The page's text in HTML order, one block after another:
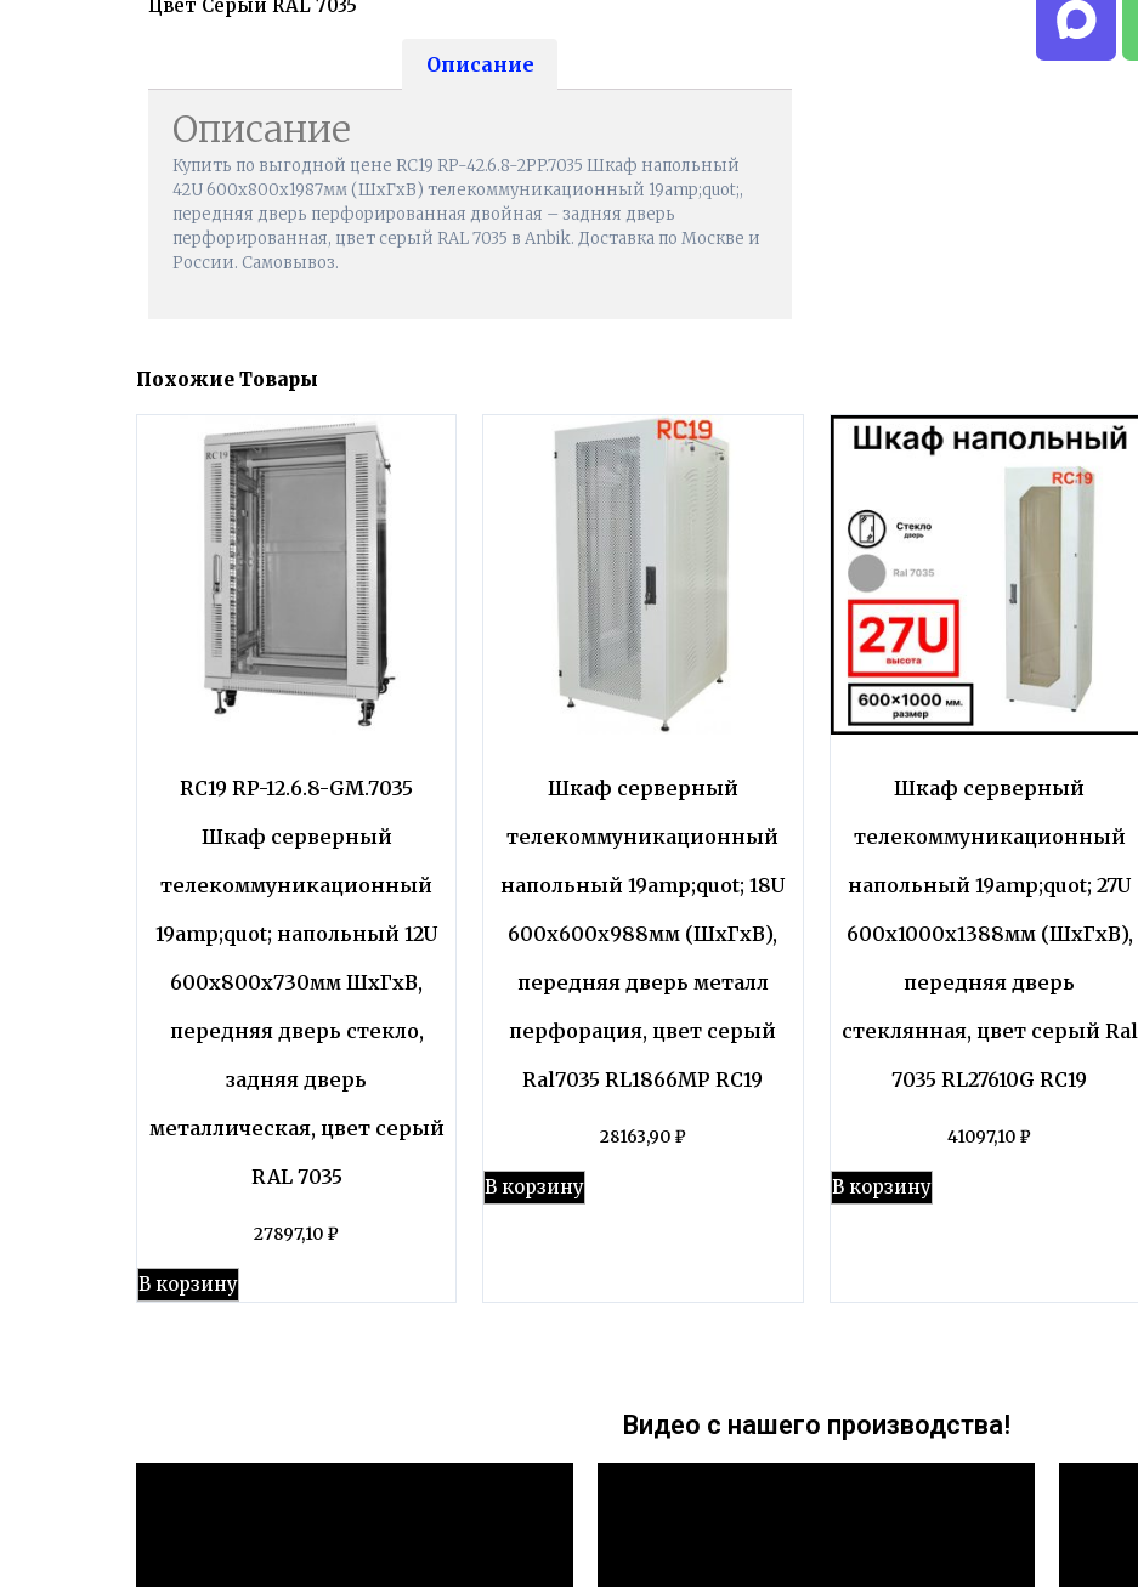
Цвет Серый RAL 7035
Описание
Описание
Купить по выгодной цене RC19 RP-42.6.8-2PP.7035 Шкаф напольный
42U 600x800x1987мм (ШхГхВ) телекоммуникационный 19amp;quot;,
передняя дверь перфорированная двойная – задняя дверь
перфорированная, цвет серый RAL 7035 в Anbik. Доставка по Москве и
России. Самовывоз.
Похожие Товары
RC19 RP-12.6.8-GM.7035
Шкаф серверный
телекоммуникационный
19amp;quot; напольный 12U
600x800x730мм ШхГхВ,
передняя дверь стекло,
задняя дверь
металлическая, цвет серый
RAL 7035
27897,10 ₽
В корзину
Шкаф серверный
телекоммуникационный
напольный 19amp;quot; 18U
600x600x988мм (ШхГхВ),
передняя дверь металл
перфорация, цвет серый
Ral7035 RL1866MP RC19
28163,90 ₽
В корзину
Шкаф серверный
телекоммуникационный
напольный 19amp;quot; 27U
600x1000x1388мм (ШхГхВ),
передняя дверь
стеклянная, цвет серый Ral
7035 RL27610G RC19
41097,10 ₽
В корзину
Видео с нашего производства!